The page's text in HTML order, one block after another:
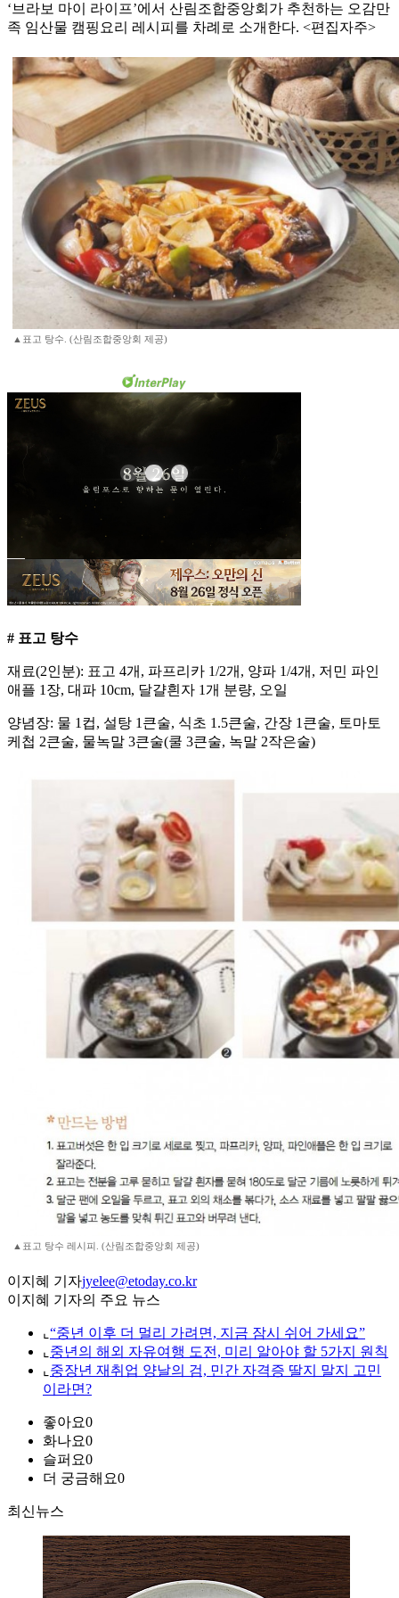
‘브라보 마이 라이프’에서 산림조합중앙회가 추천하는 오감만
족 임산물 캠핑요리 레시피를 차례로 소개한다. <편집자주>
▲표고 탕수. (산림조합중앙회 제공)
# 표고 탕수
재료(2인분): 표고 4개, 파프리카 1/2개, 양파 1/4개, 저민 파인
애플 1장, 대파 10cm, 달걀흰자 1개 분량, 오일
양념장: 물 1컵, 설탕 1큰술, 식초 1.5큰술, 간장 1큰술, 토마토
케첩 2큰술, 물녹말 3큰술(쿨 3큰술, 녹말 2작은술)
▲표고 탕수 레시피. (산림조합중앙회 제공)
이지혜 기자jyelee@etoday.co.kr
이지혜 기자의 주요 뉴스
⌞ “중년 이후 더 멀리 가려면, 지금 잠시 쉬어 가세요”
⌞ 중년의 해외 자유여행 도전, 미리 알아야 할 5가지 원칙
⌞ 중장년 재취업 양날의 검, 민간 자격증 딸지 말지 고민
이라면?
좋아요0
화나요0
슬퍼요0
더 궁금해요0
최신뉴스